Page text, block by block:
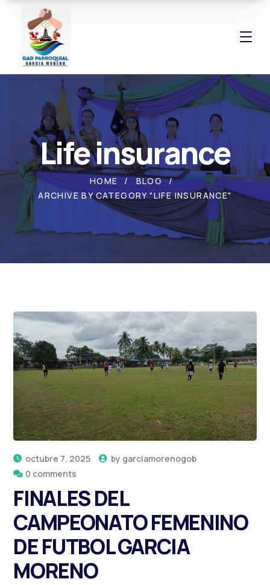
Life insurance
HOME
BLOG
ARCHIVE BY CATEGORY "LIFE INSURANCE"
octubre 7, 2025 by garciamorenogob
0 comments
FINALES DEL
CAMPEONATO FEMENINO
DE FUTBOL GARCIA
MORENO